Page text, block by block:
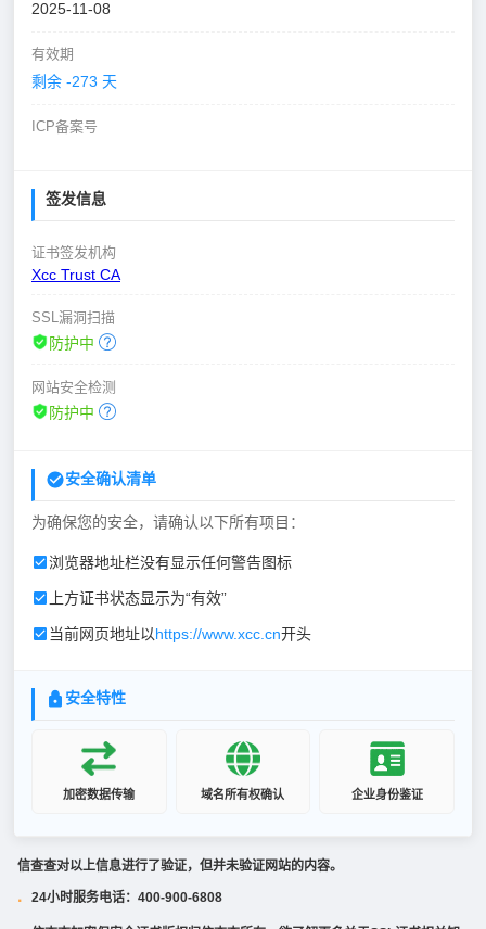
2025-11-08
有效期
剩余 -273 天
ICP备案号
签发信息
证书签发机构
Xcc Trust CA
SSL漏洞扫描
防护中
网站安全检测
防护中
安全确认清单
为确保您的安全，请确认以下所有项目：
浏览器地址栏没有显示任何警告图标
上方证书状态显示为“有效”
当前网页地址以https://www.xcc.cn开头
安全特性
加密数据传输 域名所有权确认 企业身份鉴证
信查查对以上信息进行了验证，但并未验证网站的内容。
· 24小时服务电话：400-900-6808